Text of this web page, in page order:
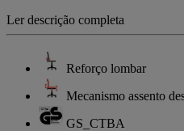
Ler descrição completa
Reforço lombar
Mecanismo assento
GS_CTBA